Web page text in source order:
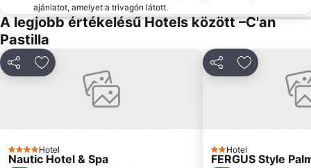
Nord
Son Peretó
Karting Magaluf
Cala Pi' de Llucmajor
Santuari de Lluc
Cala Estància
Casco Histórico de Valldemossa
Playa de Cala Mondragò
Cala Antena
ajánlatot, amelyet a trivagón látott.
A legjobb értékelésű Hotels között –C'an
Pastilla
MegosztásHozzáadás a kedvencekhez
4 Kategória
Hotel
Nautic Hotel & Spa
MegosztásHozzáadás
2 Kategória
Hotel
FERGUS Style